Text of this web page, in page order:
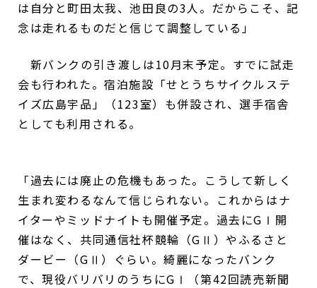
は自分と町田太我、池田良の3人。だからこそ、記
念は走れるものだと信じて調整している」
新バンクの引き渡しは10月末予定。すでに試走
会も行われた。宿泊施設「せとうちサイクルステ
イズ広島宇品」（123室）も併設され、選手宿舎
としても利用される。
「過去には廃止の危機もあった。こうして新しく
生まれ変わるなんて信じられない。これからはナ
イターやミッドナイトも開催予定。過去にGⅠ開
催はなく、共同通信社杯競輪（GⅡ）やふるさと
ダービー（GⅡ）ぐらい。綺麗になったバンク
で、現役バリバリのうちにGⅠ（第42回読売新聞